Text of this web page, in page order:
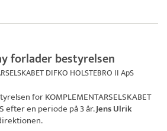
forlader bestyrelsen
DIFKO HOLSTEBRO II ApS
forKOMPLEMENTARSELSKABET
efter en periode på 3 år.Jens Ulrik